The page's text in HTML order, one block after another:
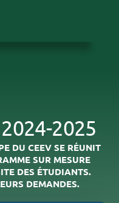
2025
DU CEEV SE RÉUNIT
SUR MESURE
DES ÉTUDIANTS.
DEMANDES.